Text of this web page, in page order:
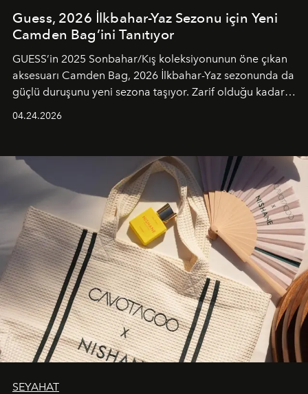
Guess, 2026 İlkbahar-Yaz Sezonu için Yeni
Camden Bag’ini Tanıtıyor
GUESS’in 2025 Sonbahar/Kış koleksiyonunun öne çıkan
aksesuarı Camden Bag, 2026 İlkbahar-Yaz sezonunda da
güçlü duruşunu yeni sezona taşıyor. Zarif olduğu kadar
04.24.2026
SEYAHAT